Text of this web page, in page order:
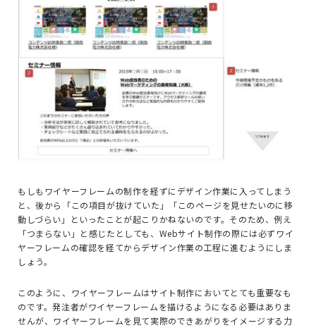
もしもワイヤーフレームの制作を経ずにデザイン作業に入ってしまう
と、後から「この項目が抜けていた」「このページを見せたいのに移
動しづらい」といったことが起こりかねないのです。そのため、例え
「つまらない」と感じたとしても、Webサイト制作の際には必ずワイ
ヤーフレームの確認を経てからデザイン作業の工程に進むようにしま
しょう。
このように、ワイヤーフレームはサイト制作においてとても重要なも
のです。発注者がワイヤーフレームを描けるようになる必要はありま
せんが、ワイヤーフレームを見て実際のできあがりをイメージする力